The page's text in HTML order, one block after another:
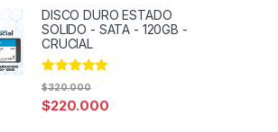
DISCO DURO ESTADO
SOLIDO - SATA - 120GB -
CRUCIAL
Rated5.00
$220.000
$320.000